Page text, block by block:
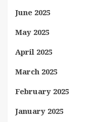
June 2025
May 2025
April 2025
March 2025
February 2025
January 2025